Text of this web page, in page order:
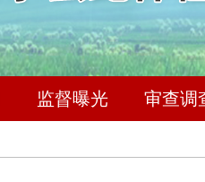
监督曝光 审查调